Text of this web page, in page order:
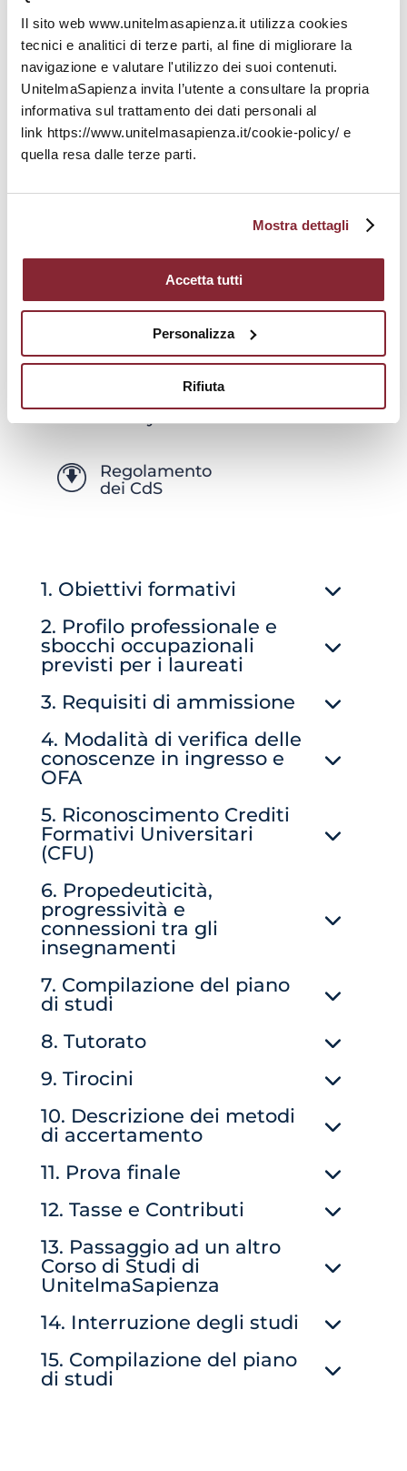
Il sito web www.unitelmasapienza.it utilizza cookies
tecnici e analitici di terze parti, al fine di migliorare la
navigazione e valutare l'utilizzo dei suoi contenuti.
UnitelmaSapienza invita l’utente a consultare la propria
informativa sul trattamento dei dati personali al
link https://www.unitelmasapienza.it/cookie-policy/ e
quella resa dalle terze parti.
Mostra dettagli
Accetta tutti
Personalizza
Rifiuta
Curriculum C - Amministrazione,
Professioni e Organizzazioni
Economiche
ISCRIVITI CONTATTACI
insegnamenti anni
Riconoscimento
Calendario
Regolamento
dei CdS
1. Obiettivi formativi
2. Profilo professionale e
sbocchi occupazionali
previsti per i laureati
3. Requisiti di ammissione
4. Modalità di verifica delle
conoscenze in ingresso e
OFA
5. Riconoscimento Crediti
Formativi Universitari
(CFU)
6. Propedeuticità,
progressività e
connessioni tra gli
insegnamenti
7. Compilazione del piano
di studi
8. Tutorato
9. Tirocini
10. Descrizione dei metodi
di accertamento
11. Prova finale
12. Tasse e Contributi
13. Passaggio ad un altro
Corso di Studi di
UnitelmaSapienza
14. Interruzione degli studi
15. Compilazione del piano
di studi